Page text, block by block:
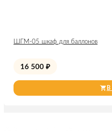
ШГМ-05 шкаф для баллонов
16 500 ₽
В